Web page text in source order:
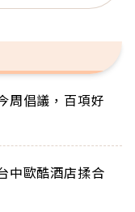
周倡議，百項好
中歐酷酒店揉合